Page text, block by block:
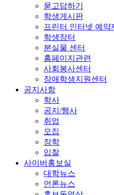
묻고답하기
학생게시판
프린터 인터넷 예약
학생장터
분실물 센터
홈페이지관련
사회봉사센터
장애학생지원센터
공지사항
학사
공지/행사
취업
모집
장학
입찰
사이버홍보실
대학뉴스
언론뉴스